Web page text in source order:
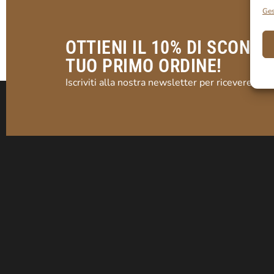
OTTIENI IL 10% DI
TUO PRIMO ORDINE!
Iscriviti alla nostra newsletter per ricevere il tuo